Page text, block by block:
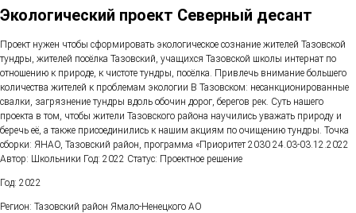
Экологический проект Северный десант
Проект нужен чтобы сформировать экологическое сознание жителей Тазовской
тундры, жителей посёлка Тазовский, учащихся Тазовской школы интернат по
отношению к природе, к чистоте тундры, посёлка. Привлечь внимание большего
количества жителей к проблемам экологии В Тазовском: несанкционированные
свалки, загрязнение тундры вдоль обочин дорог, берегов рек. Суть нашего
проекта в том, чтобы жители Тазовского района научились уважать природу и
беречь её, а также присоединились к нашим акциям по очищению тундры. Точка
сборки: ЯНАО, Тазовский район, программа «Приоритет 2030 24.03-03.12.2022
Автор: Школьники Год: 2022 Статус: Проектное решение
Год: 2022
Регион: Тазовский район Ямало-Ненецкого АО